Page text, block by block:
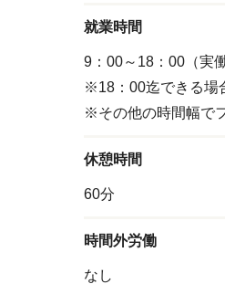
就業時間
9：00～18：00（実
※18：00迄できる場
※その他の時間幅で
休憩時間
60分
時間外労働
なし